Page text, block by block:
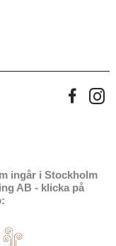
ingår i Stockholm
AB - klicka på